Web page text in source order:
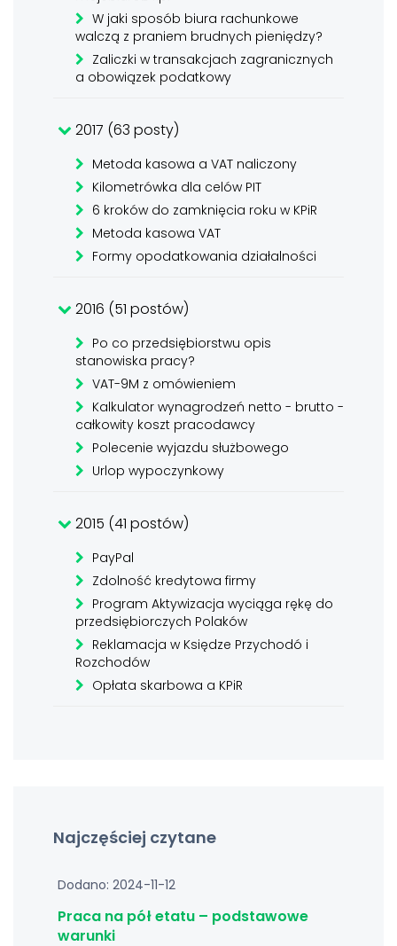
W jaki sposób biura rachunkowe
walczą z praniem brudnych pieniędzy?
Zaliczki w transakcjach zagranicznych
a obowiązek podatkowy
2017 (63 posty)
Metoda kasowa a VAT naliczony
Kilometrówka dla celów PIT
6 kroków do zamknięcia roku w KPiR
Metoda kasowa VAT
Formy opodatkowania działalności
2016 (51 postów)
Po co przedsiębiorstwu opis
stanowiska pracy?
VAT-9M z omówieniem
Kalkulator wynagrodzeń netto - brutto -
całkowity koszt pracodawcy
Polecenie wyjazdu służbowego
Urlop wypoczynkowy
2015 (41 postów)
PayPal
Zdolność kredytowa firmy
Program Aktywizacja wyciąga rękę do
przedsiębiorczych Polaków
Reklamacja w Księdze Przychodó i
Rozchodów
Opłata skarbowa a KPiR
Najczęściej czytane
Dodano: 2024-11-12
Praca na pół etatu – podstawowe
warunki